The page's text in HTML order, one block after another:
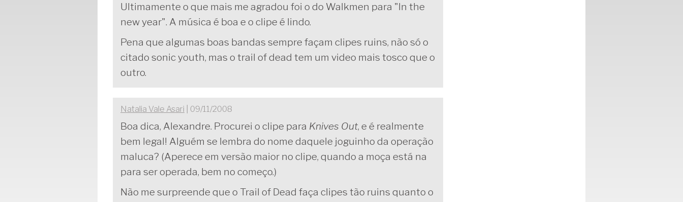
Ultimamente o que mais me agradou foi o do Walkmen para "In the
new year". A música é boa e o clipe é lindo.
Pena que algumas boas bandas sempre façam clipes ruins, não só o
citado sonic youth, mas o trail of dead tem um video mais tosco que o
outro.
Natalia Vale Asari | 09/11/2008
Boa dica, Alexandre. Procurei o clipe para Knives Out, e é realmente
bem legal! Alguém se lembra do nome daquele joguinho da operação
maluca? (Aperece em versão maior no clipe, quando a moça está na
para ser operada, bem no começo.)
Não me surpreende que o Trail of Dead faça clipes tão ruins quanto o